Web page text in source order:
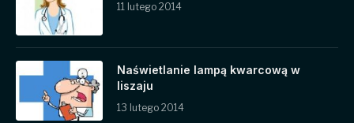
11 lutego 2014
Naświetlanie lampą kwarcową w
liszaju
13 lutego 2014